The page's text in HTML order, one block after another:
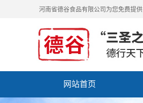
河南省德谷食品有限公司为您免费提供
网站首页